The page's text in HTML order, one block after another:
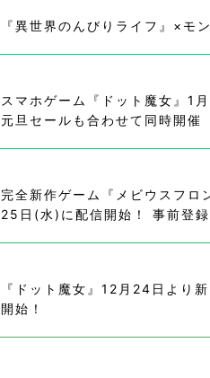
『異世界のんびりライフ』×モ
スマホゲーム『ドット魔女』1
元旦セールも合わせて同時開催
完全新作ゲーム『メビウスフロ
25日(水)に配信開始！ 事前登
『ドット魔女』12月24日より
開始！